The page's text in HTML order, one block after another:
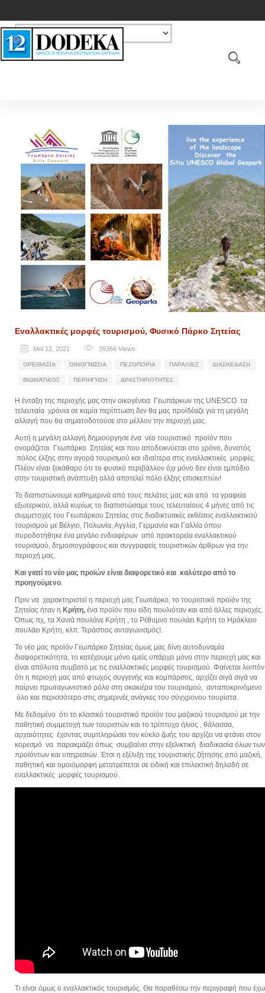
Εναλλακτικές μορφές τουρισμού, Φυσικό Πάρκο Σητείας
Μαΐ 12, 2021 39366 Views
ΟΡΕΙΒΑΣΊΑ ΟΙΝΟΓΝΩΣΊΑ ΠΕΖΟΠΟΡΊΑ ΠΑΡΑΛΊΕΣ ΔΙΑΣΚΈΔΑΣΗ
ΒΙΩΜΑΤΙΚΌΣ ΠΕΡΙΉΓΗΣΗ ΔΡΑΣΤΗΡΙΌΤΗΤΕΣ
Η ένταξη της περιοχής μας στην οικογένεια Γεωπάρκων της UNESCO τα
τελευταία χρόνια σε καμία περίπτωση δεν θα μας προϊδέαζε για τη μεγάλη
αλλαγή που θα σηματοδοτούσε στο μέλλον την περιοχή μας.
Αυτή η μεγάλη αλλαγή δημιούργησε ένα νέο τουριστικό προϊόν που
ονομάζεται Γεωπάρκο Σητείας και που αποδεικνύεται στο χρόνο, δυνατός
πόλος έλξης στην αγορά τουρισμού και ιδιαίτερα στις εναλλακτικές μορφές.
Πλέον είναι ξεκάθαρο ότι το φυσικό περιβάλλον όχι μόνο δεν είναι εμπόδιο
στην τουριστική ανάπτυξη αλλά αποτελεί πόλο έλξης επισκεπτών!
Το διαπιστώνουμε καθημερινά από τους πελάτες μας και από τα γραφεία
εξωτερικού, αλλά κυρίως το διαπιστώσαμε τους τελευταίους 4 μήνες από τις
συμμετοχές του Γεωπάρκου Σητείας στις διαδικτυακές εκθέσεις εναλλακτικού
τουρισμού με Βέλγιο, Πολωνία, Αγγλία, Γερμανία και Γαλλία όπου
πυροδοτήθηκε ένα μεγάλο ενδιαφέρων από πρακτορεία εναλλακτικού
τουρισμού, δημοσιογράφους και συγγραφείς τουριστικών άρθρων για την
περιοχή μας.
Και γιατί το νέο μας προϊών είναι διαφορετικό και καλύτερο από το
προηγούμενο
Πριν να χαρακτηριστεί η περιοχή μας Γεωπάρκο, το τουριστικό προϊόν της
Σητείας ήταν η Κρήτη, ένα προϊόν που είδη πουλιόταν και από άλλες περιοχές.
Όπως πχ, τα Χανιά πουλάνε Κρήτη , το Ρέθυμνο πουλάει Κρήτη το Ηράκλειο
πουλάει Κρήτη, κλπ. Τεράστιος ανταγωνισμός!.
Το νέο μας προϊόν Γεωπάρκο Σητείας όμως μας δίνη αυτοδυναμία
διαφορετικότητα, το κατέχουμε μόνο εμείς υπάρχει μόνο στην περιοχή μας και
είναι απόλυτα συμβατό με τις εναλλακτικές μορφές τουρισμού. Φαίνεται λοιπόν
ότι η περιοχή μας από φτωχός συγγενής και κομπάρσος, αρχίζει σιγά σιγά να
παίρνει πρωταγωνιστικό ρόλο στη σκακιέρα του τουρισμού, ανταποκρινόμενο
όλο και περισσότερο στις σημερινές ανάγκες του σύγχρονου τουρίστα.
Με δεδομένο ότι το κλασικό τουριστικό προϊόν του μαζικού τουρισμού με την
παθητική συμμετοχή των τουριστών και το τρίπτυχο ήλιος , θάλασσα,
αρχαιότητες έχοντας συμπληρώσει τον κύκλο ζωής του αρχίζει να φτάνει στον
κορεσμό να παρακμάζει όπως συμβαίνει στην εξελικτική διαδικασία όλων των
προϊόντων και υπηρεσιών. Έτσι η εξέλιξη της τουριστικής ζήτησης από μαζική,
παθητική και ομοιόμορφη μετατρέπεται σε ειδική και επιλεκτική δηλαδή σε
εναλλακτικές μορφές τουρισμού.
Τι είναι όμως ο εναλλακτικός τουρισμός. Θα παραθέσω την περιγραφή που έχω